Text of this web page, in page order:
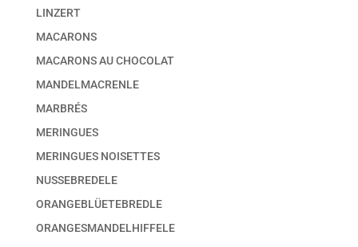
LINZERT
MACARONS
MACARONS AU CHOCOLAT
MANDELMACRENLE
MARBRÉS
MERINGUES
MERINGUES NOISETTES
NUSSEBREDELE
ORANGEBLÜETEBREDLE
ORANGESMANDELHIFFELE